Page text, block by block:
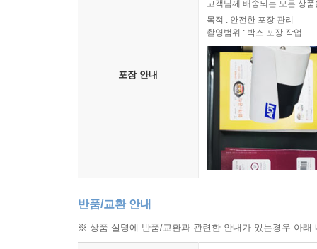
포장 안내
고객님께 배송되는 모든 상
목적 : 안전한 포장 관리
촬영범위 : 박스 포장 작업
반품/교환 안내
※ 상품 설명에 반품/교환과 관련한 안내가 있는경우 아